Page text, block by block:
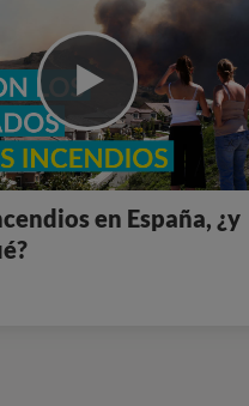
en España, ¿y